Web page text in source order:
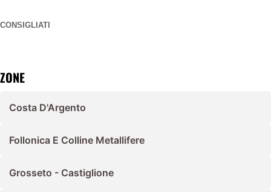
CONSIGLIATI
ZONE
Costa D'Argento
Follonica E Colline Metallifere
Grosseto - Castiglione